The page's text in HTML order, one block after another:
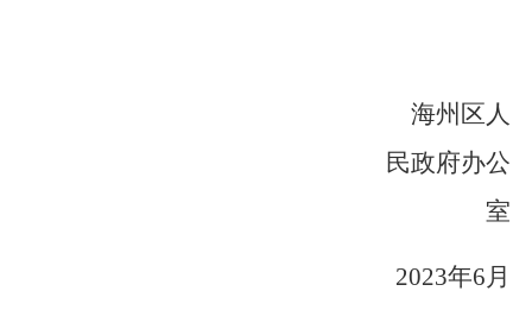
海州区人
民政府办公
室
2023年6月